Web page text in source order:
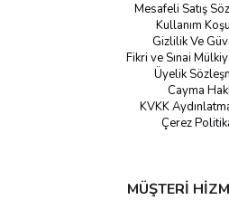
Mesafeli Satış
Kullanım
Gizlilik Ve
Fikri ve Sınai
Üyelik
Cayma
KVKK
Çerez
MÜŞTERİ